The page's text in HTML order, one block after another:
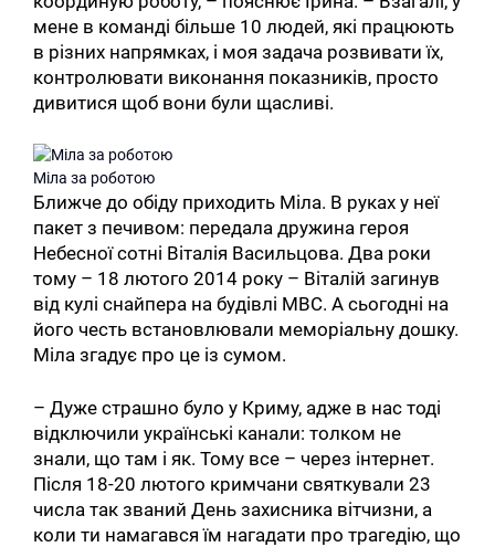
мене в команді більше 10 людей, які працюють
в різних напрямках, і моя задача розвивати їх,
контролювати виконання показників, просто
дивитися щоб вони були щасливі.
Міла за роботою
Ближче до обіду приходить Міла. В руках у неї
пакет з печивом: передала дружина героя
Небесної сотні Віталія Васильцова. Два роки
тому – 18 лютого 2014 року – Віталій загинув
від кулі снайпера на будівлі МВС. А сьогодні на
його честь встановлювали меморіальну дошку.
Міла згадує про це із сумом.
– Дуже страшно було у Криму, адже в нас тоді
відключили українські канали: толком не
знали, що там і як. Тому все – через інтернет.
Після 18-20 лютого кримчани святкували 23
числа так званий День захисника вітчизни, а
коли ти намагався їм нагадати про трагедію, що